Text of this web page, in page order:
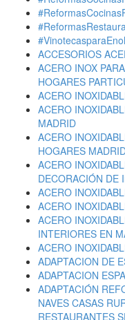
ACCESORIOS
ACERO INOX
HOGARES
ACERO
ACERO
MADRID
ACERO
HOGARES
ACERO
DECORACIÓN DE
ACERO
ACERO
ACERO
INTERIORES EN
ACERO
ADAPTACION DE
ADAPTACION
ADAPTACIÓN
NAVES CASAS
RESTAURANTES